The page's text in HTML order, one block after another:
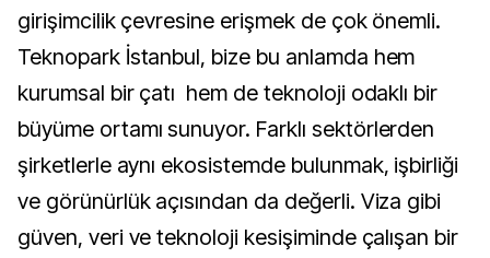
girişimcilik çevresine erişmek de çok önemli.
Teknopark İstanbul, bize bu anlamda hem
kurumsal bir çatı hem de teknoloji odaklı bir
büyüme ortamı sunuyor. Farklı sektörlerden
şirketlerle aynı ekosistemde bulunmak, işbirliği
ve görünürlük açısından da değerli. Viza gibi
güven, veri ve teknoloji kesişiminde çalışan bir